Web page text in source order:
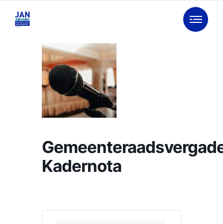
Kadernota